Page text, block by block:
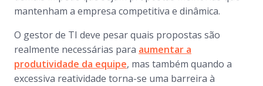
mantenham a empresa competitiva e dinâmica.
O gestor de TI deve pesar quais propostas são
realmente necessárias para aumentar a
produtividade da equipe, mas também quando a
excessiva reatividade torna-se uma barreira à